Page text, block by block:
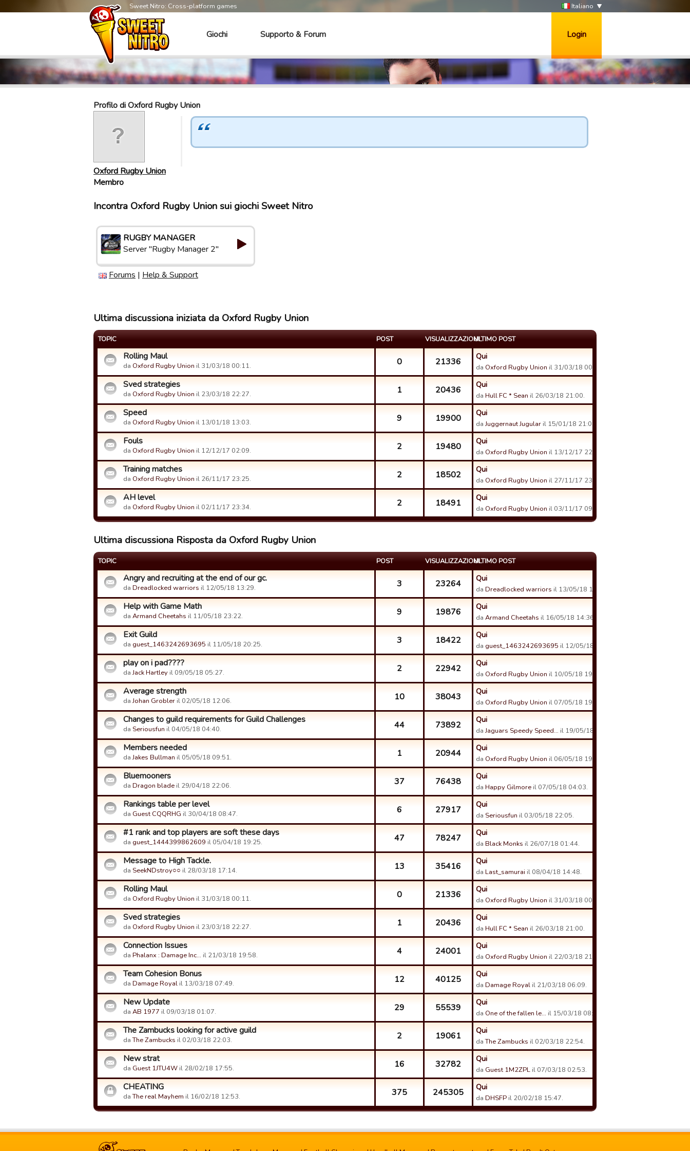
Sweet Nitro: Cross-platform games Italiano
Giochi Supporto & Forum Login
Profilo di Oxford Rugby Union
Oxford Rugby Union
Membro
Incontra Oxford Rugby Union sui giochi Sweet Nitro
RUGBY MANAGER
Server "Rugby Manager 2"
Forums | Help & Support
Ultima discussiona iniziata da Oxford Rugby Union
TOPIC POST VISUALIZZAZIONIULTIMO POST
Rolling Maul
da Oxford Rugby Union il 31/03/18 00:11. 0 21336 Qui
da Oxford Rugby Union il 31/03/18 00:11.
Sved strategies
da Oxford Rugby Union il 23/03/18 22:27. 1 20436 Qui
da Hull FC * Sean il 26/03/18 21:00.
Speed
da Oxford Rugby Union il 13/01/18 13:03. 9 19900 Qui
daJuggernaut Jugular il 15/01/18 21:08.
Fouls
da Oxford Rugby Union il 12/12/17 02:09. 2 19480 Qui
da Oxford Rugby Union il 13/12/17 22:13.
Training matches
da Oxford Rugby Union il 26/11/17 23:25. 2 18502 Qui
da Oxford Rugby Union il 27/11/17 23:52.
AH level
da Oxford Rugby Union il 02/11/17 23:34. 2 18491 Qui
da Oxford Rugby Union il 03/11/17 09:05.
Ultima discussiona Risposta da Oxford Rugby Union
TOPIC POST VISUALIZZAZIONIULTIMO POST
Angry and recruiting at the end of our gc.
da Dreadlocked warriors il 12/05/18 13:29. 3 23264 Qui
da Dreadlocked warriors il 13/05/18 10:34.
Help with Game Math
da Armand Cheetahs il 11/05/18 23:22. 9 19876 Qui
da Armand Cheetahs il 16/05/18 14:36.
Exit Guild
da guest_1463242693695 il 11/05/18 20:25. 3 18422 Qui
da guest_1463242693695 il 12/05/18 07:47.
play on i pad????
daJack Hartley il 09/05/18 05:27. 2 22942 Qui
da Oxford Rugby Union il 10/05/18 19:32.
Average strength
daJohan Grobler il 02/05/18 12:06. 10 38043 Qui
da Oxford Rugby Union il 07/05/18 19:14.
Changes to guild requirements for Guild Challenges
da Seriousfun il 04/05/18 04:40. 44 73892 Qui
daJaguars Speedy Speed… il 19/05/18 08:07.
Members needed
daJakes Bullman il 05/05/18 09:51. 1 20944 Qui
da Oxford Rugby Union il 06/05/18 19:26.
Bluemooners
da Dragon blade il 29/04/18 22:06. 37 76438 Qui
da Happy Gilmore il 07/05/18 04:03.
Rankings table per level
da Guest CQQRHG il 30/04/18 08:47. 6 27917 Qui
da Seriousfun il 03/05/18 22:05.
#1 rank and top players are soft these days
da guest_1444399862609 il 05/04/18 19:25. 47 78247 Qui
da Black Monks il 26/07/18 01:44.
Message to High Tackle.
da SeekNDstroy○○ il 28/03/18 17:14. 13 35416 Qui
da Last_samurai il 08/04/18 14:48.
Rolling Maul
da Oxford Rugby Union il 31/03/18 00:11. 0 21336 Qui
da Oxford Rugby Union il 31/03/18 00:11.
Sved strategies
da Oxford Rugby Union il 23/03/18 22:27. 1 20436 Qui
da Hull FC * Sean il 26/03/18 21:00.
Connection Issues
da Phalanx : Damage Inc… il 21/03/18 19:58. 4 24001 Qui
da Oxford Rugby Union il 22/03/18 21:08.
Team Cohesion Bonus
da Damage Royal il 13/03/18 07:49. 12 40125 Qui
da Damage Royal il 21/03/18 06:09.
New Update
da AB 1977 il 09/03/18 01:07. 29 55539 Qui
da One of the fallen le… il 15/03/18 08:00.
The Zambucks looking for active guild
daThe Zambucks il 02/03/18 22:03. 2 19061 Qui
daThe Zambucks il 02/03/18 22:54.
New strat
da Guest 1JTU4W il 28/02/18 17:55. 16 32782 Qui
da Guest 1M2ZPL il 07/03/18 02:53.
CHEATING
daThe real Mayhem il 16/02/18 12:53. 375 245305 Qui
da DHSFP il 20/02/18 15:47.